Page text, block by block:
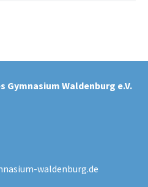
Gymnasium Waldenburg e.V.
waldenburg.de